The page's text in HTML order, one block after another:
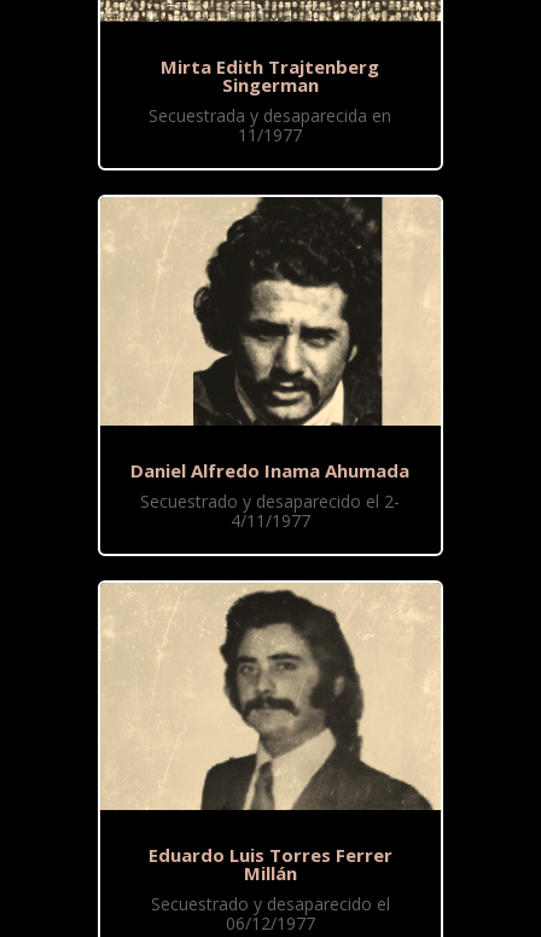
Mirta Edith Trajtenberg
Singerman
Secuestrada y desaparecida en
11/1977
Daniel Alfredo Inama Ahumada
Secuestrado y desaparecido el 2-
4/11/1977
Eduardo Luis Torres Ferrer
Millán
Secuestrado y desaparecido el
06/12/1977